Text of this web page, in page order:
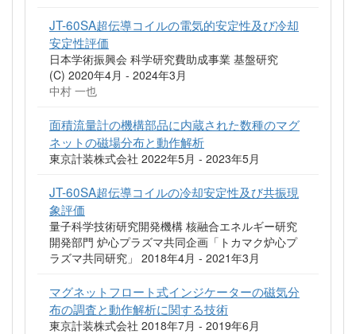
JT-60SA超伝導コイルの電気的安定性及び冷却
安定性評価
日本学術振興会 科学研究費助成事業 基盤研究
(C) 2020年4月 - 2024年3月
中村 一也
面積流量計の機構部品に内蔵された数種のマグ
ネットの磁場分布と動作解析
東京計装株式会社 2022年5月 - 2023年5月
JT-60SA超伝導コイルの冷却安定性及び共振現
象評価
量子科学技術研究開発機構 核融合エネルギー研究
開発部門 炉心プラズマ共同企画「トカマク炉心プ
ラズマ共同研究」 2018年4月 - 2021年3月
マグネットフロート式インジケーターの磁気分
布の調査と動作解析に関する技術
東京計装株式会社 2018年7月 - 2019年6月